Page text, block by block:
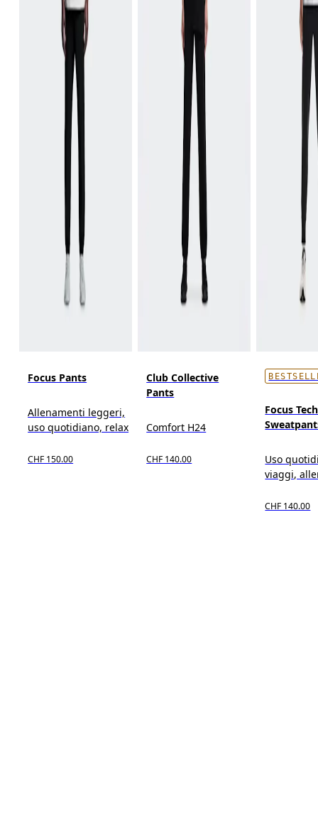
Focus Pants
Allenamenti leggeri,
uso quotidiano, relax
CHF 150.00
Club Collective
Pants
Comfort H24
CHF 140.00
Focus Tech
Uso
viaggi,
CHF 140.00